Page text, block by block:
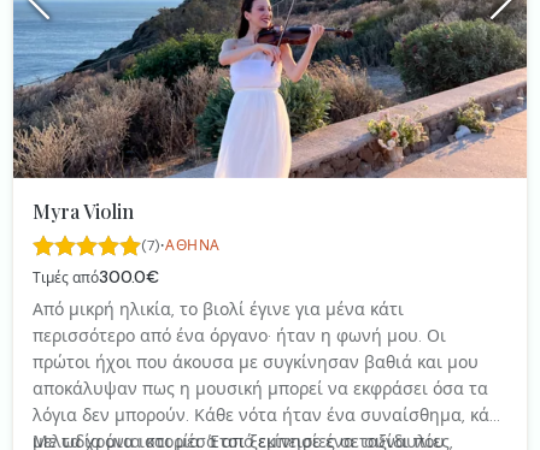
Myra Violin
(7)·ΑΘΉΝΑ
Τιμές από300.0€
Από μικρή ηλικία, το βιολί έγινε για μένα κάτι
περισσότερο από ένα όργανο· ήταν η φωνή μου. Οι
πρώτοι ήχοι που άκουσα με συγκίνησαν βαθιά και μου
αποκάλυψαν πως η μουσική μπορεί να εκφράσει όσα τα
λόγια δεν μπορούν. Κάθε νότα ήταν ένα συναίσθημα, κάθε
μελωδία μια ιστορία. Έτσι ξεκίνησε ένα ταξίδι που
Με τα χρόνια και μέσα από εμπειρίες σε συναυλίες,